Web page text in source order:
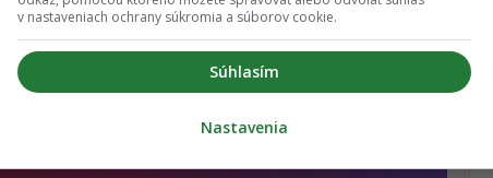
Zdroj:Gizmochina.com
odporúčaní
v nastaveniach ochrany súkromia a súborov cookie.
Súhlasím
Nastavenia